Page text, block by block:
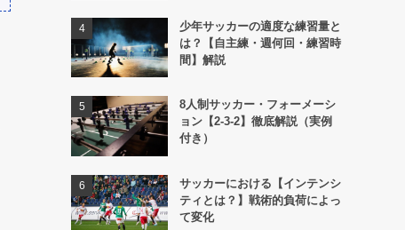
少年サッカーの適度な練習量と
は？【自主練・週何回・練習時
間】解説
8人制サッカー・フォーメーシ
ョン【2-3-2】徹底解説（実例
付き）
サッカーにおける【インテンシ
ティとは？】戦術的負荷によっ
て変化